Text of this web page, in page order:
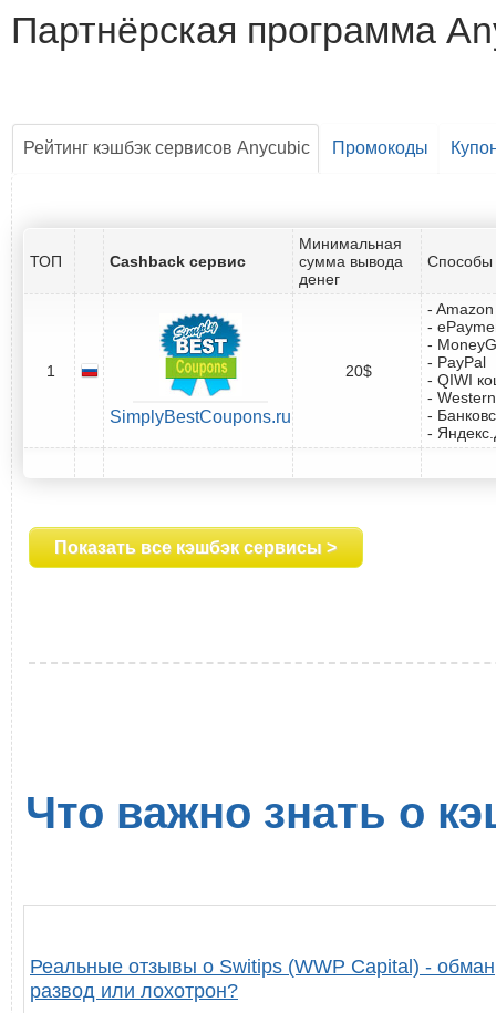
Партнёрская программа
Рейтинг кэшбэк сервисов Anycubic Промокоды
ТОП Cashback сервис
Минимальная
сумма вывода
денег
Способы
1
SimplyBestCoupons.ru
20$
-
-
-
- PayPal
- QIWI
-
-
-
Показать все кэшбэк сервисы >
Что важно знать о
Реальные отзывы о Switips (WWP Capital) -
развод или лохотрон?